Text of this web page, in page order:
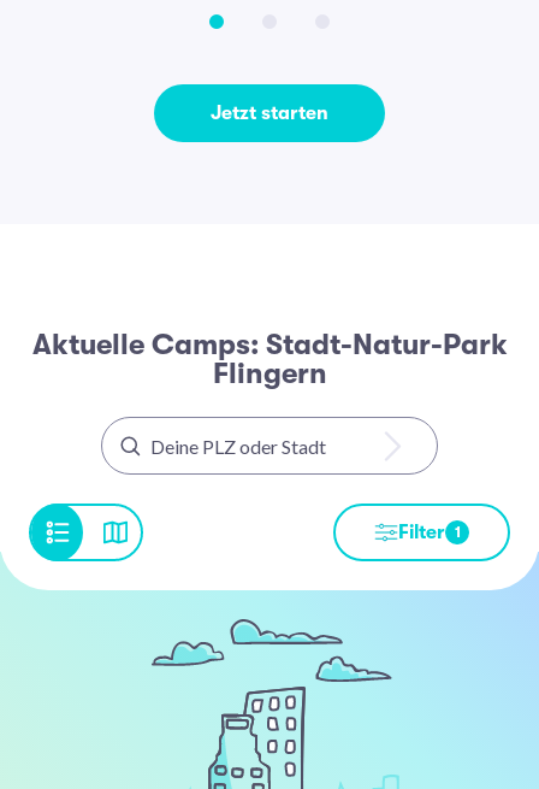
Jetzt starten
Aktuelle Camps: Stadt-Natur-Park
Flingern
Filter 1